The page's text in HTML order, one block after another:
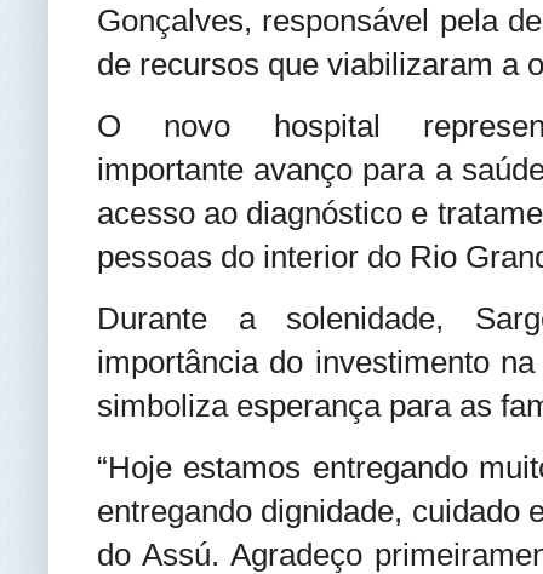
Gonçalves, responsável pela
de recursos que viabilizaram a
O novo hospital
importante avanço para a
acesso ao diagnóstico e
pessoas do interior do Rio
Durante a solenidade,
importância do investimento
simboliza esperança para as
“Hoje estamos entregando
entregando dignidade, cuidado
do Assú. Agradeço